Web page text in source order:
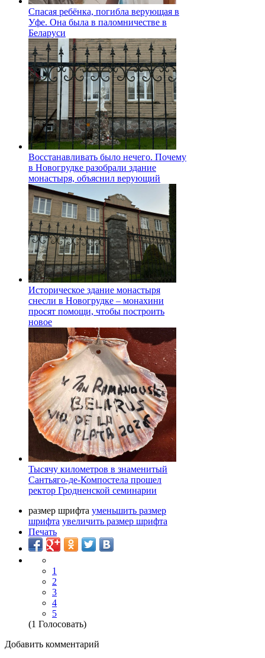
Спасая ребёнка, погибла верующая в
Уфе. Она была в паломничестве в
Беларуси
Восстанавливать было нечего. Почему
в Новогрудке разобрали здание
монастыря, объяснил верующий
Историческое здание монастыря
снесли в Новогрудке – монахини
просят помощи, чтобы построить
новое
Тысячу километров в знаменитый
Сантьяго-де-Компостела прошел
ректор Гродненской семинарии
размер шрифта уменьшить размер
шрифта увеличить размер шрифта
Печать
1
2
3
4
5
(1 Голосовать)
Добавить комментарий